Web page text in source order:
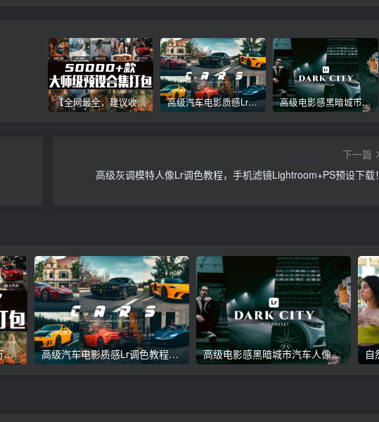
【全网最全，建议收藏】5万多款Lr顶级调色预设合集，精心整理，分类清晰，摄影师调色师必备素材，够用一辈子！ 高级汽车电影质感Lr调色教程，手机滤镜PS+Lightroom预设下载！ 高级电影感黑暗城市汽车人像Lr调色，附手机滤镜PS+Lightroom预设下载！
下一篇
高级灰调模特人像Lr调色教程，手机滤镜Lightroom+PS预设下载！
【全网最全，建议收藏】5万多款Lr顶级调色预设合集，精心整理，分类清晰，摄影师调色师必备素材，够用一辈子！ 高级汽车电影质感Lr调色教程，手机滤镜PS+Lightroom预设下载！ 高级电影感黑暗城市汽车人像Lr调色，附手机滤镜PS+Lightroom预设下载！